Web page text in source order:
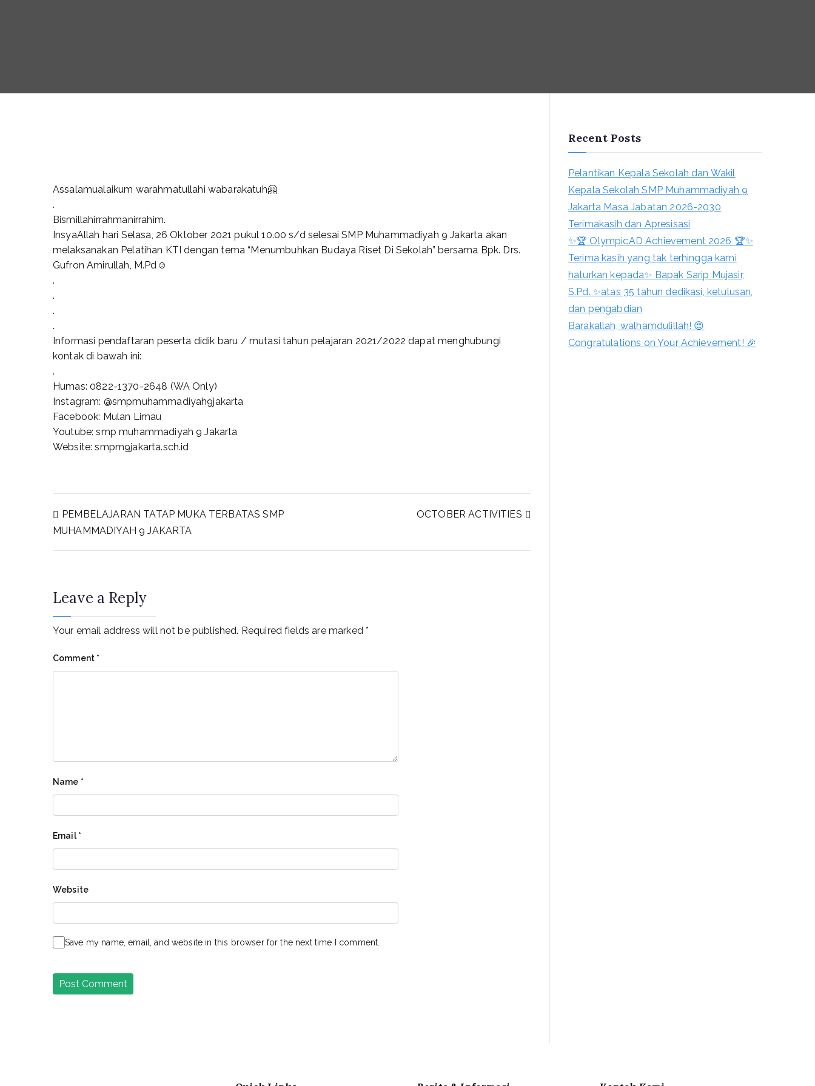
Assalamualaikum warahmatullahi wabarakatuh🤗
.
Bismillahirrahmanirrahim.
InsyaAllah hari Selasa, 26 Oktober 2021 pukul 10.00 s/d selesai SMP Muhammadiyah 9 Jakarta akan
melaksanakan Pelatihan KTI dengan tema “Menumbuhkan Budaya Riset Di Sekolah” bersama Bpk. Drs.
Gufron Amirullah, M.Pd☺️
.
.
.
.
Informasi pendaftaran peserta didik baru / mutasi tahun pelajaran 2021/2022 dapat menghubungi
kontak di bawah ini:
.
Humas: 0822-1370-2648 (WA Only)
Instagram: @smpmuhammadiyah9jakarta
Facebook: Mulan Limau
Youtube: smp muhammadiyah 9 Jakarta
Website: smpm9jakarta.sch.id
PEMBELAJARAN TATAP MUKA TERBATAS SMP
MUHAMMADIYAH 9 JAKARTA
OCTOBER ACTIVITIES
Leave a Reply
Your email address will not be published. Required fields are marked*
Comment *
Name *
Email*
Website
Save my name, email, and website in this browser for the next time I comment.
Recent Posts
Pelantikan Kepala Sekolah dan Wakil
Kepala Sekolah SMP Muhammadiyah 9
Jakarta Masa Jabatan 2026-2030
Terimakasih dan Apresisasi
✨🏆 OlympicAD Achievement 2026 🏆✨
Terima kasih yang tak terhingga kami
haturkan kepada✨ Bapak Sarip Mujasir,
S.Pd. ✨atas 35 tahun dedikasi, ketulusan,
dan pengabdian
Barakallah, walhamdulillah! 😍
Congratulations on Your Achievement! 🎉